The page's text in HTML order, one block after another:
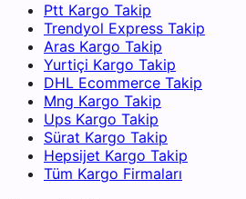
Ptt Kargo Takip
Trendyol Express Takip
Aras Kargo Takip
Yurtiçi Kargo Takip
DHL Ecommerce Takip
Mng Kargo Takip
Ups Kargo Takip
Sürat Kargo Takip
Hepsijet Kargo Takip
Tüm Kargo Firmaları